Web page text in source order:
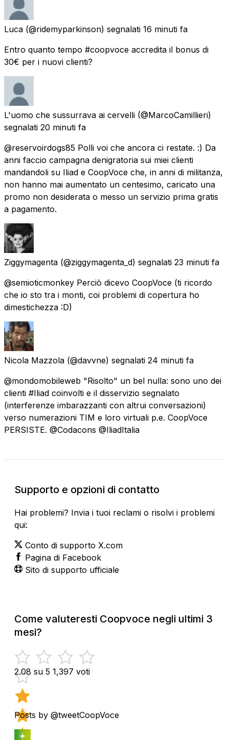
Luca (@ridemyparkinson) segnalati 16 minuti fa
Entro quanto tempo #coopvoce accredita il bonus di
30€ per i nuovi clienti?
L'uomo che sussurrava ai cervelli (@MarcoCamillieri)
segnalati 20 minuti fa
@reservoirdogs85 Polli voi che ancora ci restate. :) Da
anni faccio campagna denigratoria sui miei clienti
mandandoli su Iliad e CoopVoce che, in anni di militanza,
non hanno mai aumentato un centesimo, caricato una
promo non desiderata o messo un servizio prima gratis
a pagamento.
Ziggymagenta (@ziggymagenta_d) segnalati 23 minuti fa
@semioticmonkey Perciò dicevo CoopVoce (ti ricordo
che io sto tra i monti, coi problemi di copertura ho
dimestichezza :D)
Nicola Mazzola (@davvne) segnalati 24 minuti fa
@mondomobileweb "Risolto" un bel nulla: sono uno dei
clienti #Iliad coinvolti e il disservizio segnalato
(interferenze imbarazzanti con altrui conversazioni)
verso numerazioni TIM e loro virtuali p.e. CoopVoce
PERSISTE. @Codacons @IliadItalia
Supporto e opzioni di contatto
Hai problemi? Invia i tuoi reclami o risolvi i problemi
qui:
Conto di supporto X.com
Pagina di Facebook
Sito di supporto ufficiale
Come valuteresti Coopvoce negli ultimi 3
mesi?
2.08 su 5 1,397 voti
Posts by @tweetCoopVoce